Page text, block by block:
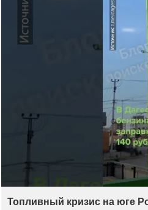
Топливный кризис на юге